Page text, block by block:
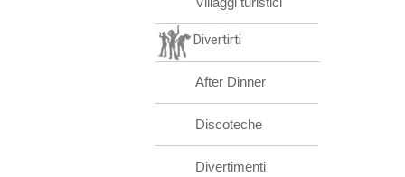
Divertirti
After Dinner
Discoteche
Divertimenti